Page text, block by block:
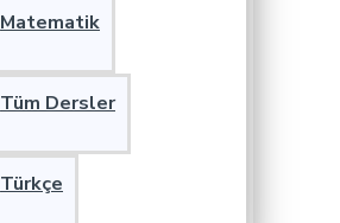
Matematik
Tüm Dersler
Türkçe